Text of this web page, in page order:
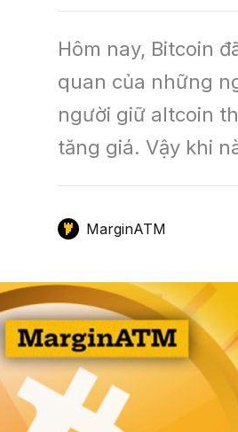
Hôm nay, Bitcoin
quan của những
người giữ altcoin
tăng giá. Vậy khi
MarginATM